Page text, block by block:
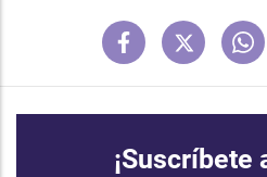
¡Suscríbete